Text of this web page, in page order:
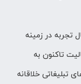
با بیش از 33 سال تجربه در زمینه
تاکنون به
تبلیغاتی خلاقانه